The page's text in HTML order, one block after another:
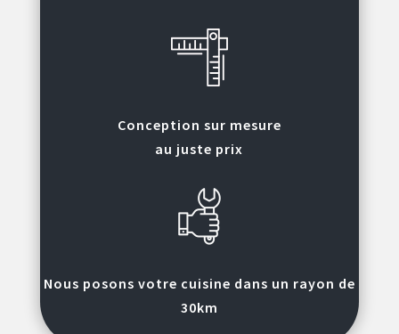
Conception sur mesure
au juste prix
Nous posons votre cuisine dans un rayon de
30km